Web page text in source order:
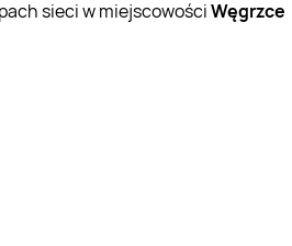
sieci w miejscowościWęgrzce